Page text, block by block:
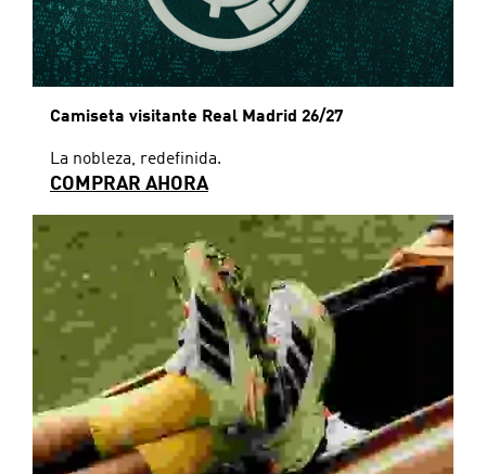
Camiseta visitante Real Madrid 26/27
La nobleza, redefinida.
COMPRAR AHORA